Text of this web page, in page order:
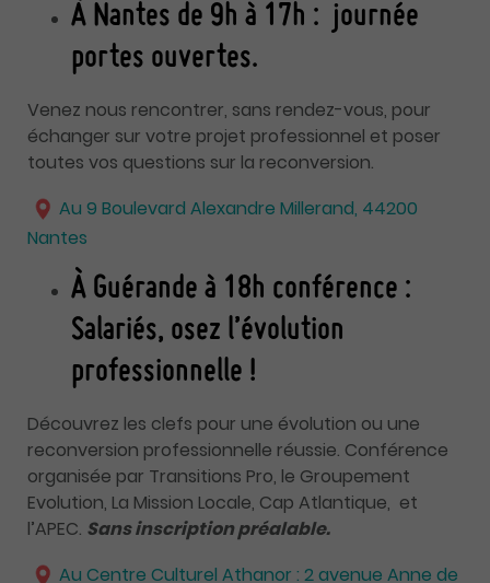
À Nantes de 9h à 17h : journée
portes ouvertes.
Venez nous rencontrer, sans rendez-vous, pour
échanger sur votre projet professionnel et poser
toutes vos questions sur la reconversion.
Au 9 Boulevard Alexandre Millerand, 44200
Nantes
À Guérande à 18h conférence :
Salariés, osez l’évolution
professionnelle !
Découvrez les clefs pour une évolution ou une
reconversion professionnelle réussie. Conférence
organisée par Transitions Pro, le Groupement
Evolution, La Mission Locale, Cap Atlantique, et
l’APEC. Sans inscription préalable.
Au Centre Culturel Athanor : 2 avenue Anne de